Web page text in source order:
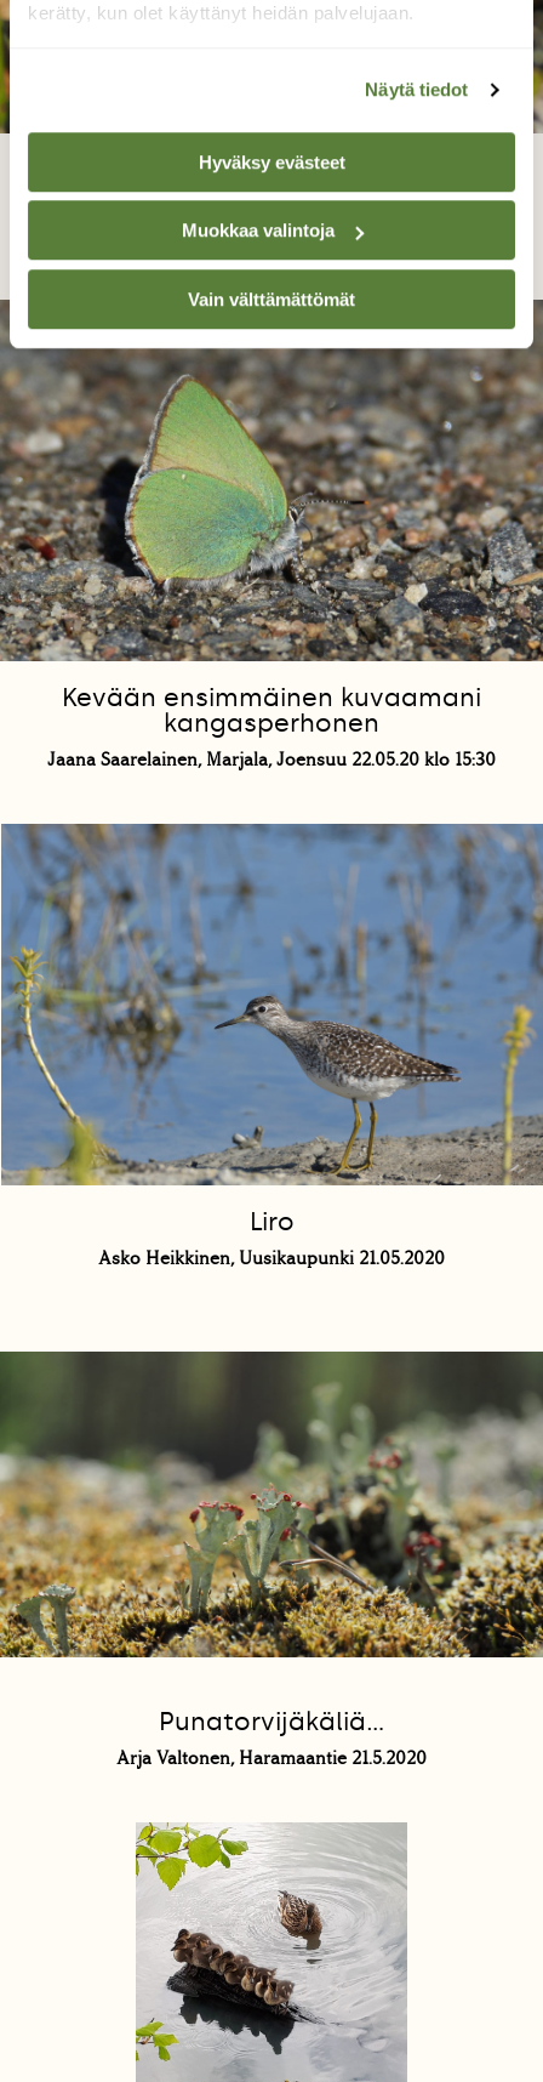
kerätty, kun olet käyttänyt heidän palvelujaan.
Näytä tiedot
Hyväksy evästeet
Muokkaa valintoja
Vain välttämättömät
Kangasperhonen..
Arja Valtonen, Haramaantie 21.5.2020
Kevään ensimmäinen kuvaamani
kangasperhonen
Jaana Saarelainen, Marjala, Joensuu 22.05.20 klo 15:30
Liro
Asko Heikkinen, Uusikaupunki 21.05.2020
Punatorvijäkäliä...
Arja Valtonen, Haramaantie 21.5.2020